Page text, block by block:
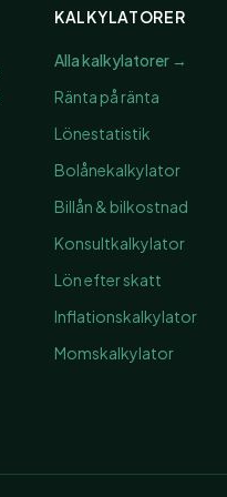
KALKYLATORER
Alla kalkylatorer →
Ränta på ränta
Lönestatistik
Bolånekalkylator
Billån & bilkostnad
Konsultkalkylator
Lön efter skatt
Inflationskalkylator
Momskalkylator